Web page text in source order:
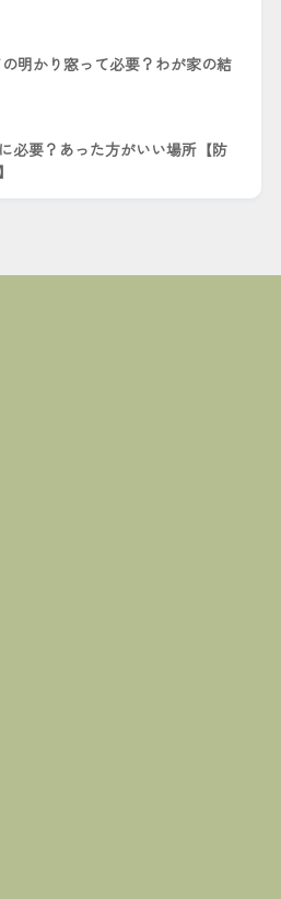
の明かり窓って必要？わが家の結
必要？あった方がいい場所【防